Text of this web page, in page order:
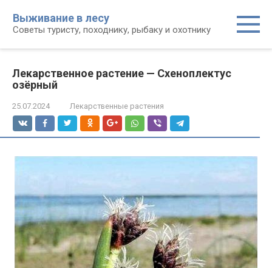
контенту
Выживание в лесу
Советы туристу, походнику, рыбаку и охотнику
Лекарственное растение — Схеноплектус
озёрный
25.07.2024 Лекарственные растения